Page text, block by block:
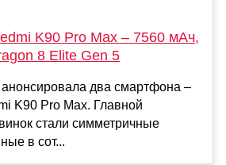
K90 Pro Max – 7560 мАч,
8 Elite Gen 5
два смартфона –
K90 Pro Max. Главной
стали симметричные
в сот...